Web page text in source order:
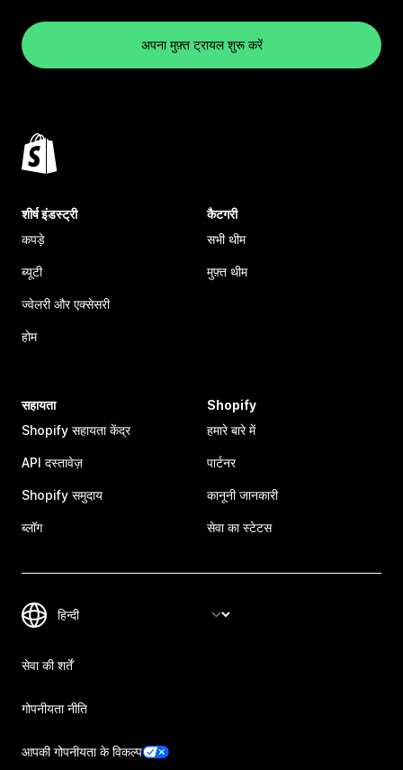
अपना मुफ़्त ट्रायल शुरू करें
शीर्ष इंडस्ट्री
कपड़े
ब्यूटी
ज्वेलरी और एक्सेसरी
होम
कैटगरी
सभी थीम
मुफ़्त थीम
सहायता
Shopify सहायता केंद्र
API दस्तावेज़
Shopify समुदाय
ब्लॉग
Shopify
हमारे बारे में
पार्टनर
कानूनी जानकारी
सेवा का स्टेटस
सेवा की शर्तें
गोपनीयता नीति
आपकी गोपनीयता के विकल्प